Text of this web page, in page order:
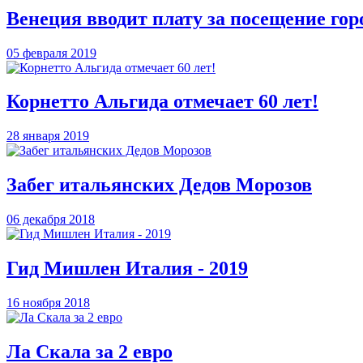
Венеция вводит плату за посещение
05 февраля 2019
Корнетто Альгида отмечает 60 лет!
28 января 2019
Забег итальянских Дедов Морозов
06 декабря 2018
Гид Мишлен Италия - 2019
16 ноября 2018
Ла Скала за 2 евро